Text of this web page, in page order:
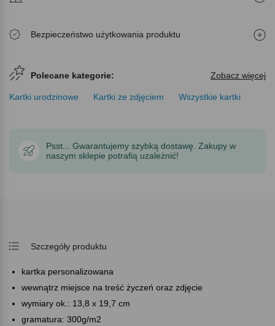
Bezpieczeństwo użytkowania produktu
Polecane kategorie: Zobacz więcej
Kartki urodzinowe Kartki ze zdjęciem Wszystkie kartki
Psst... Gwarantujemy szybką dostawę. Zakupy w
naszym sklepie potrafią uzależnić!
Szczegóły produktu
kartka personalizowana
wewnątrz miejsce na treść życzeń oraz zdjęcie
wymiary ok.: 13,8 x 19,7 cm
gramatura: 300g/m2